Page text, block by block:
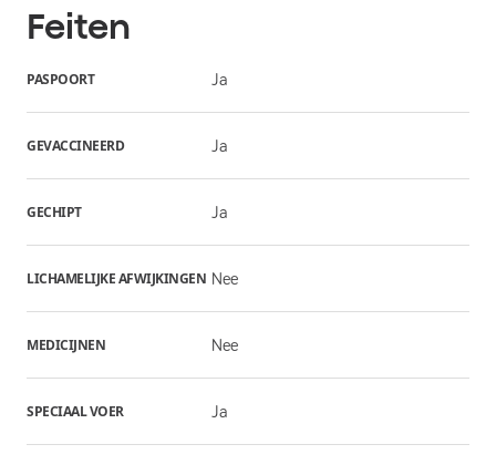
Feiten
PASPOORT Ja
GEVACCINEERD Ja
GECHIPT Ja
LICHAMELIJKE AFWIJKINGEN Nee
MEDICIJNEN Nee
SPECIAAL VOER Ja